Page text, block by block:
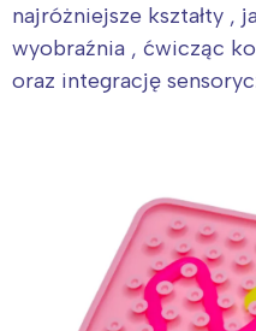
najróżniejsze kształty ,
wyobraźnia , ćwicząc
oraz integrację